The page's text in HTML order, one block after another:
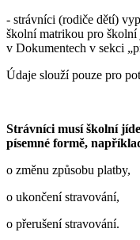
- strávníci (rodiče dětí)
školní matrikou pro
v Dokumentech v sekci
Údaje slouží pouze pro
Strávníci musí školní
písemné formě,
o změnu způsobu platby,
o ukončení stravování,
o přerušení stravování.